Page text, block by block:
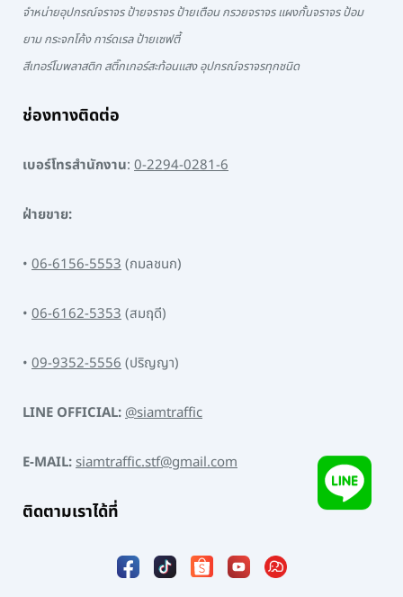
จำหน่ายอุปกรณ์จราจร ป้ายจราจร ป้ายเตือน กรวยจราจร แผงกั้นจราจร ป้อม
ยาม กระจกโค้ง การ์ดเรล ป้ายเซฟตี้
สีเทอร์โมพลาสติก สติ๊กเกอร์สะท้อนแสง อุปกรณ์จราจรทุกชนิด
ช่องทางติดต่อ
เบอร์โทรสำนักงาน: 0-2294-0281-6
ฝ่ายขาย:
• 06-6156-5553(กมลชนก)
• 06-6162-5353(สมฤดี)
• 09-9352-5556(ปริญญา)
LINE OFFICIAL:@siamtraffic
E-MAIL:siamtraffic.stf@gmail.com
ติดตามเราได้ที่